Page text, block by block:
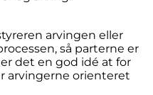
arvingen eller
så parterne er
det en god idé at for
arvingerne orienteret